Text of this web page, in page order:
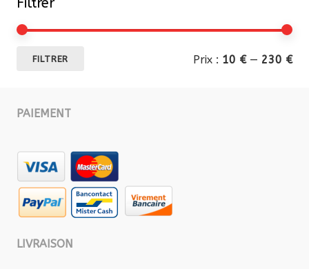
Filtrer
FILTRER Prix : 10 €— 230 €
PAIEMENT
LIVRAISON